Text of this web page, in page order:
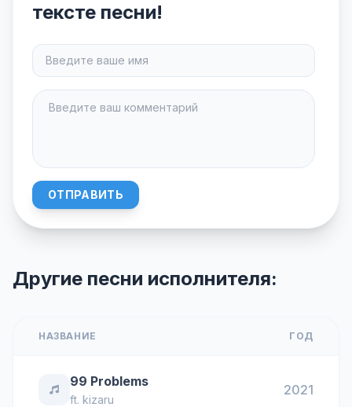
тексте песни!
ОТПРАВИТЬ
Другие песни исполнителя:
НАЗВАНИЕ ГОД
99 Problems
ft. kizaru
2021